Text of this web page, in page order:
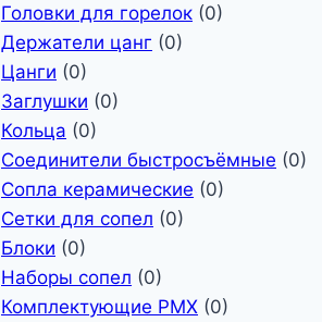
Головки для горелок (0)
Держатели цанг (0)
Цанги (0)
Заглушки (0)
Кольца (0)
Соединители быстросъёмные (0)
Сопла керамические (0)
Сетки для сопел (0)
Блоки (0)
Наборы сопел (0)
Комплектующие PMX (0)